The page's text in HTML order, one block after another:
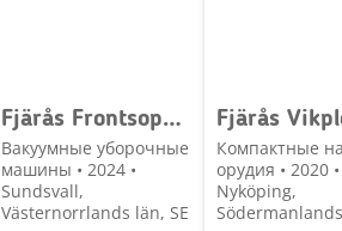
Fjärås Frontsopmaskin John Deere 1550/1570/1580 FS 520 15
Вакуумные уборочные
машины • 2024 •
Sundsvall,
Västernorrlands län, SE
Компактные
орудия • 2020 •
Nyköping,